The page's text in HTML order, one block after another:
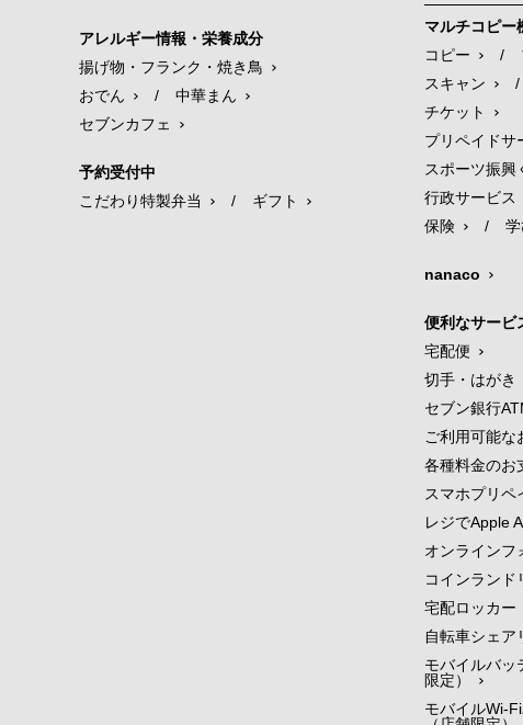
アレルギー情報・栄養成分
揚げ物・フランク・焼き鳥
おでん
/
中華まん
セブンカフェ
予約受付中
こだわり特製弁当
/ ギフト
マルチコピー
コピー
/
スキャン
/
チケット
プリペイドサ
スポーツ振興
行政サービス
保険
/
nanaco
便利なサービ
宅配便
切手・はがき
セブン銀行
ご利用可能な
各種料金のお
スマホプリペ
レジでApple
オンラインフ
コインランド
宅配ロッカー
自転車シェア
モバイルバッ
限定）
モバイルWi-